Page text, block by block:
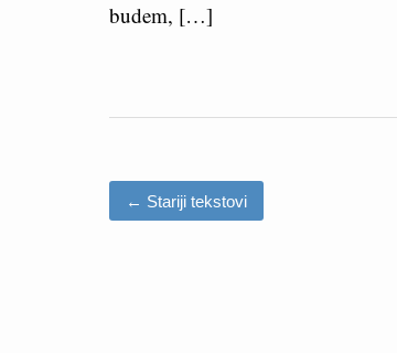
budem, […]
← Stariji tekstovi